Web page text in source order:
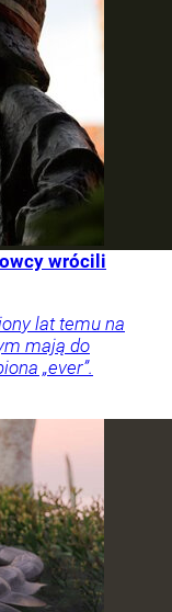
wrócili
lat temu na
mają do
„ever”.